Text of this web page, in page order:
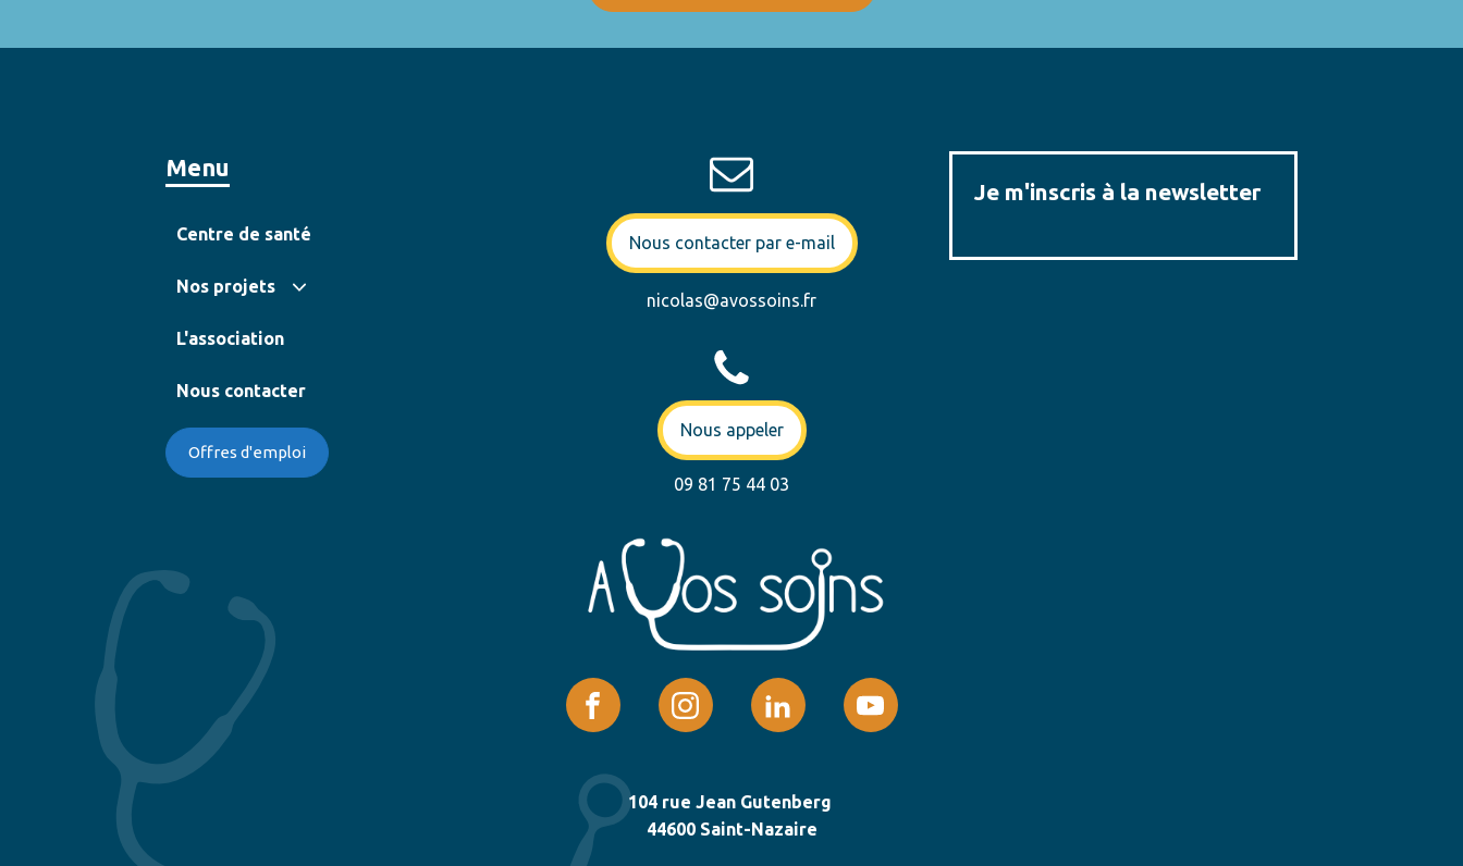
Menu
Centre de santé
Nos projets
L'association
Nous contacter
Offres d'emploi
Nous contacter par e-mail
nicolas@avossoins.fr
Nous appeler
09 81 75 44 03
104 rue Jean Gutenberg
44600 Saint-Nazaire
Je m'inscris à la newsletter